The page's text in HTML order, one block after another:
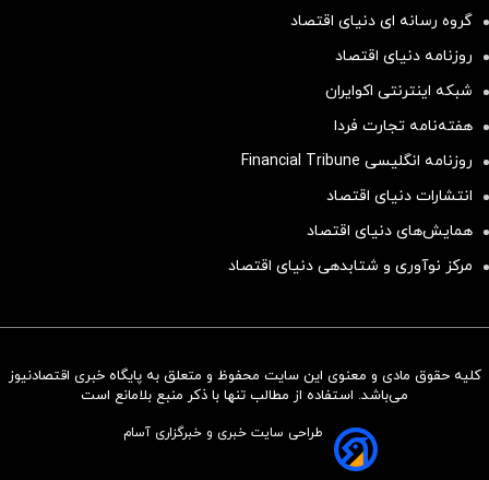
سرمایه‌گذاری همسنگ با شاخص
گروه رسانه ای دنیای اقتصاد
روزنامه دنیای اقتصاد
شبکه اینترنتی اکوایران
هفته‌نامه تجارت فردا
روزنامه انگلیسی Financial Tribune
انتشارات دنیای اقتصاد
همایش‌های دنیای اقتصاد
مرکز نوآوری و شتابدهی دنیای اقتصاد
کلیه حقوق مادی و معنوی این سایت محفوظ و متعلق به پایگاه خبری اقتصادنیوز
می‌باشد. استفاده از مطالب تنها با ذکر منبع بلامانع است
طراحی سایت خبری و خبرگزاری آسام